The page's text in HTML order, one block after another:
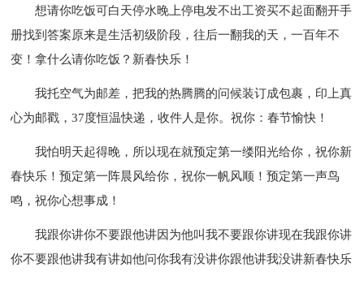
想请你吃饭可白天停水晚上停电发不出工资买不起面翻开手
册找到答案原来是生活初级阶段，往后一翻我的天，一百年不
变！拿什么请你吃饭？新春快乐！
我托空气为邮差，把我的热腾腾的问候装订成包裹，印上真
心为邮戳，37度恒温快递，收件人是你。祝你：春节愉快！
我怕明天起得晚，所以现在就预定第一缕阳光给你，祝你新
春快乐！预定第一阵晨风给你，祝你一帆风顺！预定第一声鸟
鸣，祝你心想事成！
我跟你讲你不要跟他讲因为他叫我不要跟你讲现在我跟你讲
你不要跟他讲我有讲如他问你我有没讲你跟他讲我没讲新春快乐